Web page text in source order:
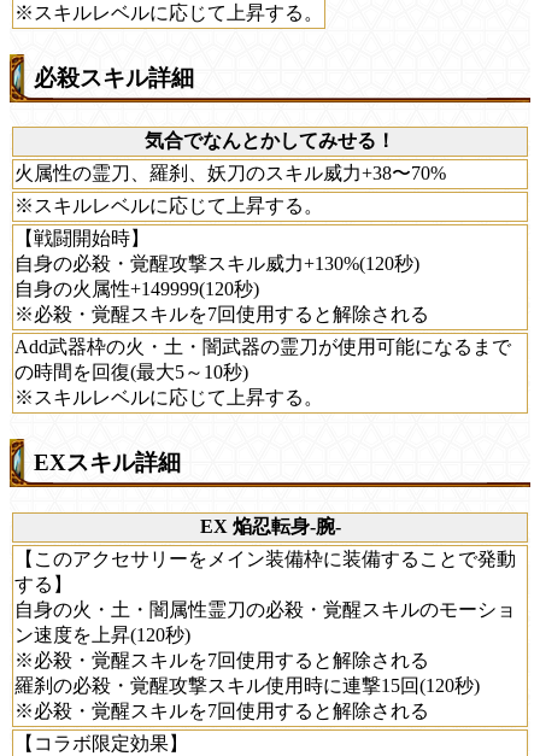
※スキルレベルに応じて上昇する。
必殺スキル詳細
気合でなんとかしてみせる！
火属性の霊刀、羅刹、妖刀のスキル威力+38〜70%
※スキルレベルに応じて上昇する。
【戦闘開始時】
自身の必殺・覚醒攻撃スキル威力+130%(120秒)
自身の火属性+149999(120秒)
※必殺・覚醒スキルを7回使用すると解除される
Add武器枠の火・土・闇武器の霊刀が使用可能になるまで
の時間を回復(最大5～10秒)
※スキルレベルに応じて上昇する。
EXスキル詳細
EX 焔忍転身-腕-
【このアクセサリーをメイン装備枠に装備することで発動
する】
自身の火・土・闇属性霊刀の必殺・覚醒スキルのモーショ
ン速度を上昇(120秒)
※必殺・覚醒スキルを7回使用すると解除される
羅刹の必殺・覚醒攻撃スキル使用時に連撃15回(120秒)
※必殺・覚醒スキルを7回使用すると解除される
【コラボ限定効果】